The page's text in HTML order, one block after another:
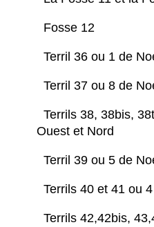
Fosse 12
Terril 36 ou 1 de
Terril 37 ou 8 de
Terrils 38, 38bis,
Ouest et Nord
Terril 39 ou 5 de
Terrils 40 et 41 ou
Terrils 42,42bis,